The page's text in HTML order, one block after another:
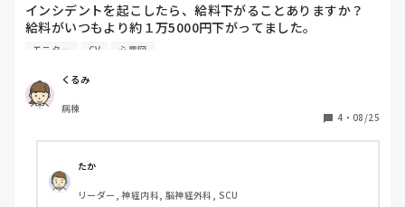
インシデントを起こしたら、給料下がることありますか？
給料がいつもより約１万5000円下がってました。
明細ではわかりません。
時に師長の評価はかなり悪くなるんだろうなと思ってます。
第２新卒で転職５ヶ月目にして、インシデントを２日連続で
起こしてしまいました。
かたないです）信用をなくし、師長もかなり冷たくなり、言
い方悪いですが目をつけられてしまい、毎日出勤がしんどい
です。
インシデントは、点滴の更新の際にCVカテーテルが詰まっ
モニター CV 心電図
くるみ
病棟
4 ・ 08/25
たか
リーダー, 神経内科, 脳神経外科, SCU